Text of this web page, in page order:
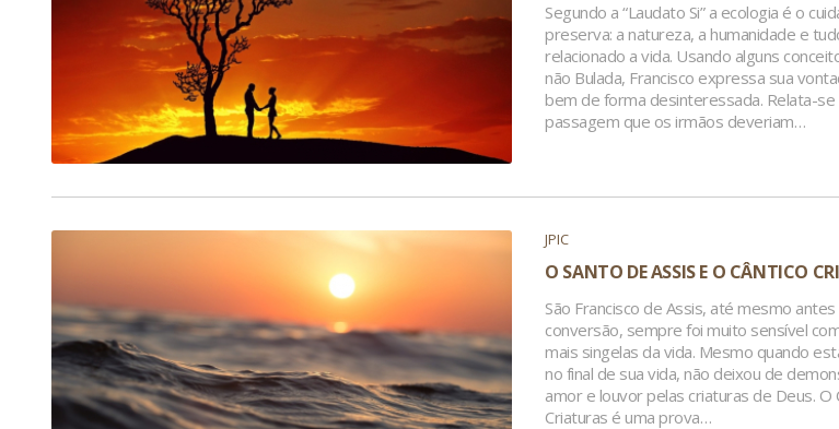
Segundo a “Laudato Si” a ecologia é o
preserva: a natureza, a humanidade e
relacionado a vida. Usando alguns
não Bulada, Francisco expressa sua
bem de forma desinteressada. Relata-
passagem que os irmãos deveriam…
JPIC
O SANTO DE ASSIS E O CÂNTICO
São Francisco de Assis, até mesmo
conversão, sempre foi muito sensível
mais singelas da vida. Mesmo quando
no final de sua vida, não deixou de
amor e louvor pelas criaturas de Deus. O
Criaturas é uma prova…